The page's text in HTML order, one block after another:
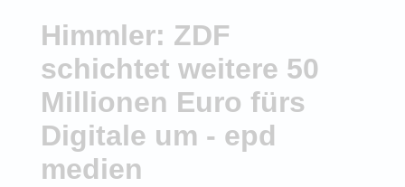
Himmler: ZDF
schichtet weitere 50
Millionen Euro fürs
Digitale um - epd
medien